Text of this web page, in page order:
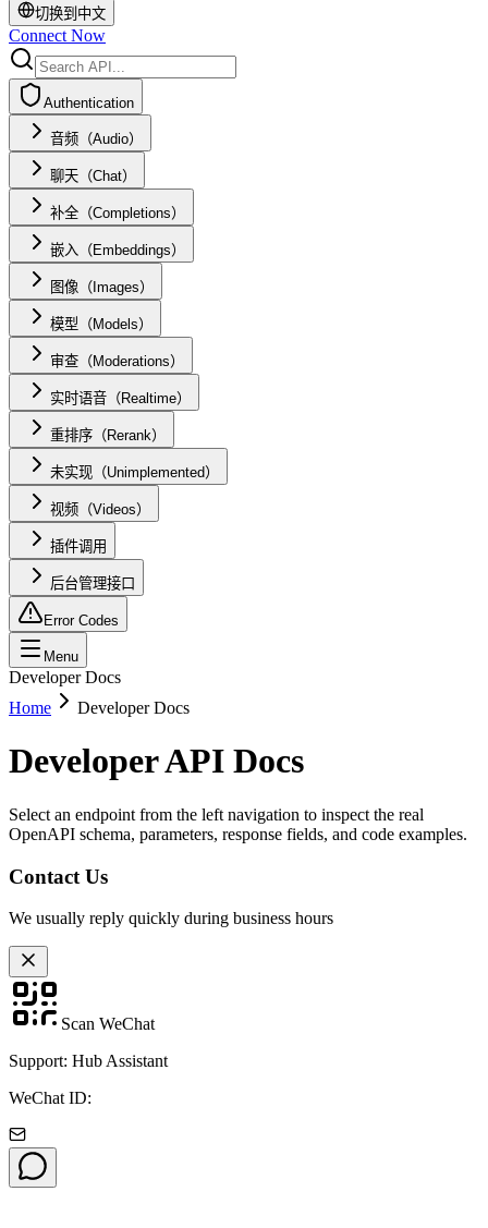
切换到中文
Connect Now
Authentication
音频（Audio）
聊天（Chat）
补全（Completions）
嵌入（Embeddings）
图像（Images）
模型（Models）
审查（Moderations）
实时语音（Realtime）
重排序（Rerank）
未实现（Unimplemented）
视频（Videos）
插件调用
后台管理接口
Error Codes
Menu
Developer Docs
Home
Developer Docs
Developer API Docs
Select an endpoint from the left navigation to inspect the real
OpenAPI schema, parameters, response fields, and code examples.
Contact Us
We usually reply quickly during business hours
Scan WeChat
Support: Hub Assistant
WeChat ID: